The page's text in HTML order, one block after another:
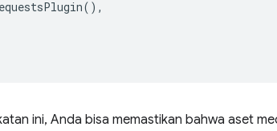
(),
ini, Anda bisa memastikan bahwa aset